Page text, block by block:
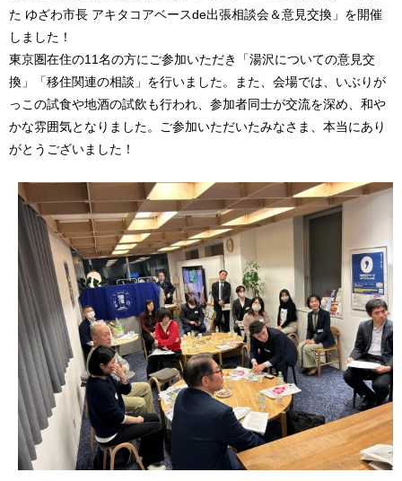
た ゆざわ市長 アキタコアベースde出張相談会＆意見交換」を開催
しました！
東京圏在住の11名の方にご参加いただき「湯沢についての意見交
換」「移住関連の相談」を行いました。また、会場では、いぶりが
っこの試食や地酒の試飲も行われ、参加者同士が交流を深め、和や
かな雰囲気となりました。ご参加いただいたみなさま、本当にあり
がとうございました！